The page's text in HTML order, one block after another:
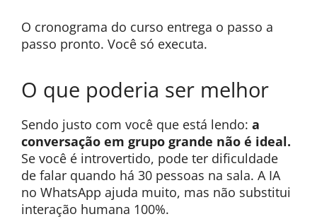
O cronograma do curso entrega o passo a
passo pronto. Você só executa.
O que poderia ser melhor
Sendo justo com você que está lendo: a
conversação em grupo grande não é ideal.
Se você é introvertido, pode ter dificuldade
de falar quando há 30 pessoas na sala. A IA
no WhatsApp ajuda muito, mas não substitui
interação humana 100%.